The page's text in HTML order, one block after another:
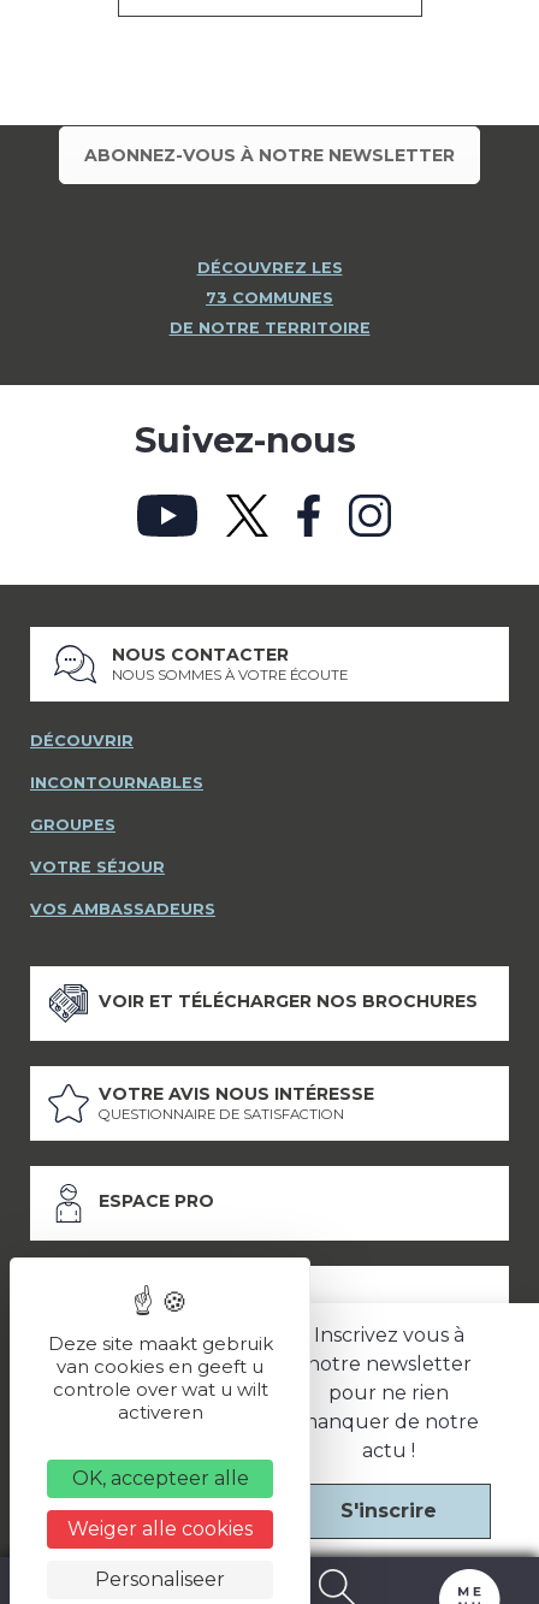
Inscrivez vous à
notre newsletter
pour ne rien
manquer de notre
actu !
S'inscrire
ABONNEZ-VOUS À NOTRE NEWSLETTER
DÉCOUVREZ LES
73 COMMUNES
DE NOTRE TERRITOIRE
Suivez-nous
NOUS CONTACTER
NOUS SOMMES À VOTRE ÉCOUTE
DÉCOUVRIR
INCONTOURNABLES
GROUPES
VOTRE SÉJOUR
VOS AMBASSADEURS
VOIR ET TÉLÉCHARGER NOS BROCHURES
VOTRE AVIS NOUS INTÉRESSE
QUESTIONNAIRE DE SATISFACTION
ESPACE PRO
ESPACE PRESSE
LES PARTENAIRES
Politique de confidentialité
Une réalisation
Deze site maakt gebruik
van cookies en geeft u
controle over wat u wilt
activeren
OK, accepteer alle
Weiger alle cookies
Personaliseer